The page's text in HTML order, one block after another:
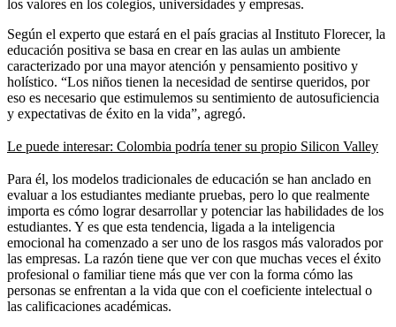
los valores en los colegios, universidades y empresas.
Según el experto que estará en el país gracias al Instituto Florecer, la
educación positiva se basa en crear en las aulas un ambiente
caracterizado por una mayor atención y pensamiento positivo y
holístico. “Los niños tienen la necesidad de sentirse queridos, por
eso es necesario que estimulemos su sentimiento de autosuficiencia
y expectativas de éxito en la vida”, agregó.
Le puede interesar: Colombia podría tener su propio Silicon Valley
Para él, los modelos tradicionales de educación se han anclado en
evaluar a los estudiantes mediante pruebas, pero lo que realmente
importa es cómo lograr desarrollar y potenciar las habilidades de los
estudiantes. Y es que esta tendencia, ligada a la inteligencia
emocional ha comenzado a ser uno de los rasgos más valorados por
las empresas. La razón tiene que ver con que muchas veces el éxito
profesional o familiar tiene más que ver con la forma cómo las
personas se enfrentan a la vida que con el coeficiente intelectual o
las calificaciones académicas.